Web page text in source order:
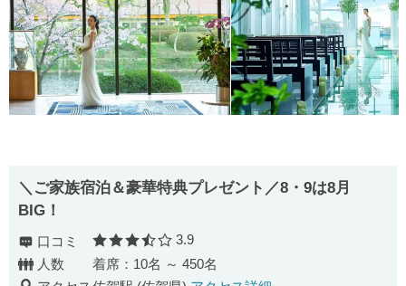
＼ご家族宿泊＆豪華特典プレゼント／8・9は8月
BIG！
口コミ 口コミ評価
3.9
人数
着席：10名 ～ 450名